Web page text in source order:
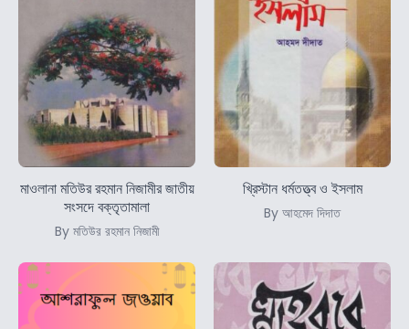
মাওলানা মতিউর রহমান নিজামীর জাতীয়
সংসদে বক্তৃতামালা
By মতিউর রহমান নিজামী
খ্রিস্টান ধর্মতত্ত্ব ও ইসলাম
By আহমেদ দিদাত